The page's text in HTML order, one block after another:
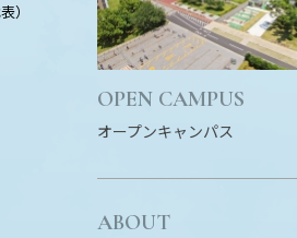
）
OPEN CAMPUS
オープンキャンパス
ABOUT